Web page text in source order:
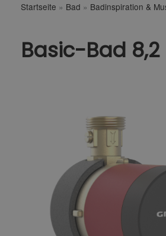
Startseite » Bad » Badinspiration &
Basic-Bad 8,2